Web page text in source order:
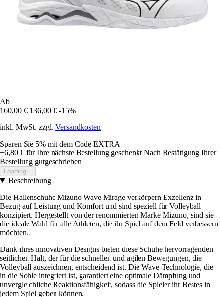
Ab
160,00 € 136,00 € -15%
inkl. MwSt. zzgl. Versandkosten
Sparen Sie 5% mit dem Code EXTRA
+6,80 € für Ihre nächste Bestellung geschenkt Nach Bestätigung Ihrer
Bestellung gutgeschrieben
Loading...
Beschreibung
Die Hallenschuhe Mizuno Wave Mirage verkörpern Exzellenz in
Bezug auf Leistung und Komfort und sind speziell für Volleyball
konzipiert. Hergestellt von der renommierten Marke Mizuno, sind sie
die ideale Wahl für alle Athleten, die ihr Spiel auf dem Feld verbessern
möchten.
Dank ihres innovativen Designs bieten diese Schuhe hervorragenden
seitlichen Halt, der für die schnellen und agilen Bewegungen, die
Volleyball auszeichnen, entscheidend ist. Die Wave-Technologie, die
in die Sohle integriert ist, garantiert eine optimale Dämpfung und
unvergleichliche Reaktionsfähigkeit, sodass die Spieler ihr Bestes in
jedem Spiel geben können.